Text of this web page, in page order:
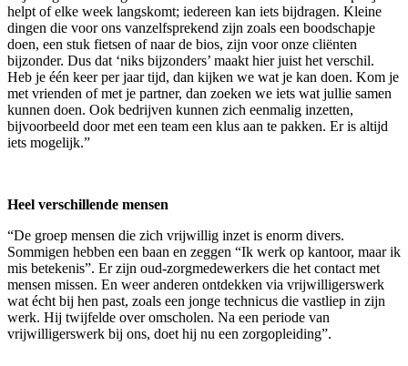
helpt of elke week langskomt; iedereen kan iets bijdragen. Kleine
dingen die voor ons vanzelfsprekend zijn zoals een boodschapje
doen, een stuk fietsen of naar de bios, zijn voor onze cliënten
bijzonder. Dus dat ‘niks bijzonders’ maakt hier juist het verschil.
Heb je één keer per jaar tijd, dan kijken we wat je kan doen. Kom je
met vrienden of met je partner, dan zoeken we iets wat jullie samen
kunnen doen. Ook bedrijven kunnen zich eenmalig inzetten,
bijvoorbeeld door met een team een klus aan te pakken. Er is altijd
iets mogelijk.”
Heel verschillende mensen
“De groep mensen die zich vrijwillig inzet is enorm divers.
Sommigen hebben een baan en zeggen “Ik werk op kantoor, maar ik
mis betekenis”. Er zijn oud-zorgmedewerkers die het contact met
mensen missen. En weer anderen ontdekken via vrijwilligerswerk
wat écht bij hen past, zoals een jonge technicus die vastliep in zijn
werk. Hij twijfelde over omscholen. Na een periode van
vrijwilligerswerk bij ons, doet hij nu een zorgopleiding”.